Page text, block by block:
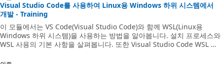
Visual Studio Code를 사용하여 Linux용 Windows 하위 시스템에서
개발 - Training
이 모듈에서는 VS Code(Visual Studio Code)와 함께 WSL(Linux용
Windows 하위 시스템)을 사용하는 방법을 알아봅니다. 설치 프로세스와
WSL 사용의 기본 사항을 살펴봅니다. 또한 Visual Studio Code WSL 확
Python 코드를 디버깅하고 실행하는 방법을 보여 줍니다.